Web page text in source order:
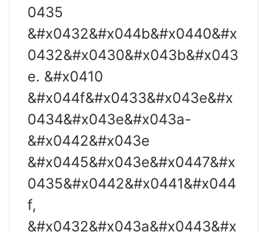
0435
&#x0432&#x044b&#x0440&#x
0432&#x0430&#x043b&#x043
e. &#x0410
&#x044f&#x0433&#x043e&#x
0434&#x043e&#x043a-
&#x0442&#x043e
&#x0445&#x043e&#x0447&#x
0435&#x0442&#x0441&#x044
f,
&#x0432&#x043a&#x0443&#x